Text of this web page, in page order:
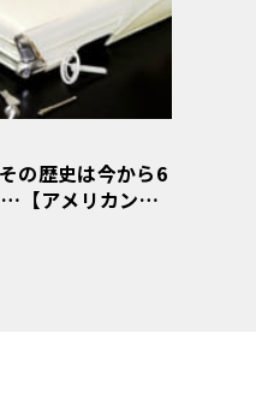
の歴史は今から6
【アメリカンカ